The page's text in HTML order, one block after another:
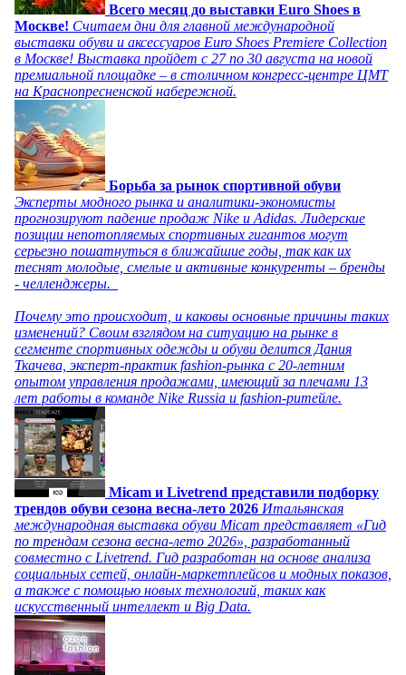
Всего месяц до выставки Euro Shoes в
Москве! Считаем дни для главной международной
выставки обуви и аксессуаров Euro Shoes Premiere Collection
в Москве! Выставка пройдет с 27 по 30 августа на новой
премиальной площадке – в столичном конгресс-центре ЦМТ
на Краснопресненской набережной.
Борьба за рынок спортивной обуви
Эксперты модного рынка и аналитики-экономисты
прогнозируют падение продаж Nike и Adidas. Лидерские
позиции непотопляемых спортивных гигантов могут
серьезно пошатнуться в ближайшие годы, так как их
теснят молодые, смелые и активные конкуренты – бренды
- челленджеры.
Почему это происходит, и каковы основные причины таких
изменений? Своим взглядом на ситуацию на рынке в
сегменте спортивных одежды и обуви делится Дания
Ткачева, эксперт-практик fashion-рынка с 20-летним
опытом управления продажами, имеющий за плечами 13
лет работы в команде Nike Russia и fashion-ритейле.
Micam и Livetrend представили подборку
трендов обуви сезона весна-лето 2026 Итальянская
международная выставка обуви Micam представляет «Гид
по трендам сезона весна-лето 2026», разработанный
совместно с Livetrend. Гид разработан на основе анализа
социальных сетей, онлайн-маркетплейсов и модных показов,
а также с помощью новых технологий, таких как
искусственный интеллект и Big Data.